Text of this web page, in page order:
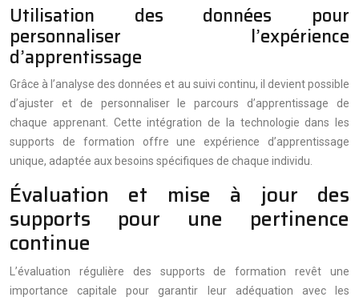
Utilisation des données pour
personnaliser l’expérience
d’apprentissage
Grâce à l’analyse des données et au suivi continu, il devient possible
d’ajuster et de personnaliser le parcours d’apprentissage de
chaque apprenant. Cette intégration de la technologie dans les
supports de formation offre une expérience d’apprentissage
unique, adaptée aux besoins spécifiques de chaque individu.
Évaluation et mise à jour des
supports pour une pertinence
continue
L’évaluation régulière des supports de formation revêt une
importance capitale pour garantir leur adéquation avec les